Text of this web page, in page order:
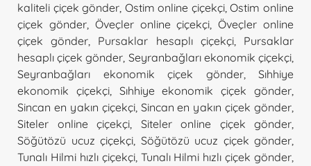
kaliteli çiçek gönder, Ostim online çiçekçi,Ostim online
çiçek gönder, Öveçler online çiçekçi,Öveçler online
çiçek gönder, Pursaklar hesaplı çiçekçi, Pursaklar
hesaplı çiçek gönder, Seyranbağları ekonomik çiçekçi,
Seyranbağları ekonomik çiçek gönder, Sıhhiye
ekonomik çiçekçi, Sıhhiye ekonomik çiçek gönder,
Sincan en yakın çiçekçi, Sincan en yakın çiçek gönder,
Siteler online çiçekçi, Siteler online çiçek gönder,
Söğütözü ucuz çiçekçi, Söğütözü ucuz çiçek gönder,
Tunalı Hilmi hızlı çiçekçi, Tunalı Hilmi hızlı çiçek gönder,